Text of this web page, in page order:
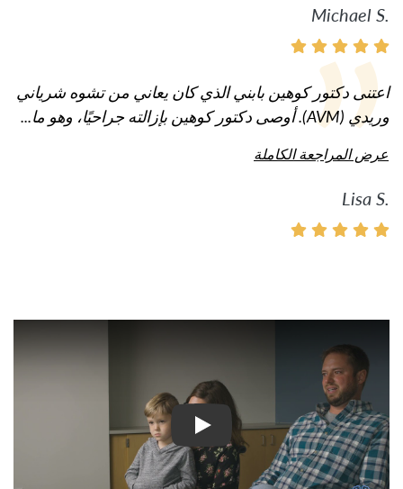
Michael S.
اعتنى دكتور كوهين بابني الذي كان يعاني من تشوه شرياني
وريدي (AVM). أوصى دكتور كوهين بإزالته جراحيًا، وهو ما...
عرض المراجعة الكاملة
Lisa S.